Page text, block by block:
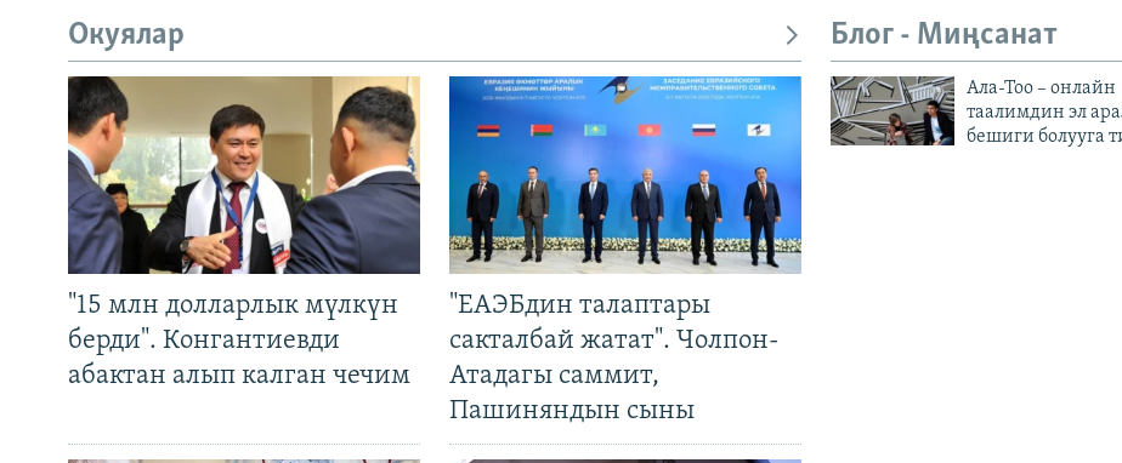
Окуялар
"15 млн долларлык мүлкүн
берди". Конгантиевди
абактан алып калган чечим
"ЕАЭБдин талаптары
сакталбай жатат". Чолпон-
Атадагы саммит,
Пашиняндын сыны
Блог - Миңсанат
Ала-Тоо – онлайн
таалимдин эл
бешиги болууга